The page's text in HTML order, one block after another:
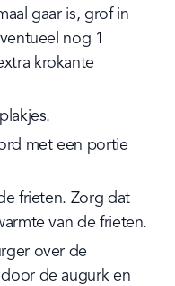
gaar is, grof in
nog 1
krokante
met een portie
frieten. Zorg dat
van de frieten.
over de
de augurk en